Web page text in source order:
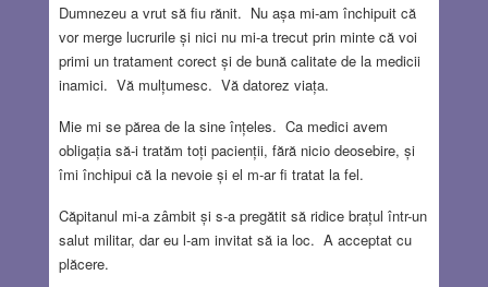
Dumnezeu a vrut să fiu rănit. Nu așa mi-am închipuit că
vor merge lucrurile și nici nu mi-a trecut prin minte că voi
primi un tratament corect și de bună calitate de la medicii
inamici. Vă mulțumesc. Vă datorez viața.
Mie mi se părea de la sine înțeles. Ca medici avem
obligația să-i tratăm toți pacienții, fără nicio deosebire, și
îmi închipui că la nevoie și el m-ar fi tratat la fel.
Căpitanul mi-a zâmbit și s-a pregătit să ridice brațul într-un
salut militar, dar eu l-am invitat să ia loc. A acceptat cu
plăcere.